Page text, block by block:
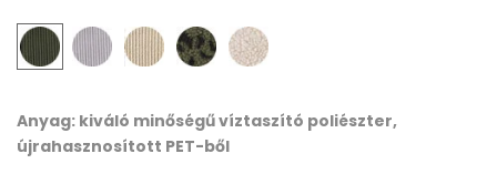
ratings
Anyag: kiváló minőségű víztaszító poliészter,
újrahasznosított PET-ből